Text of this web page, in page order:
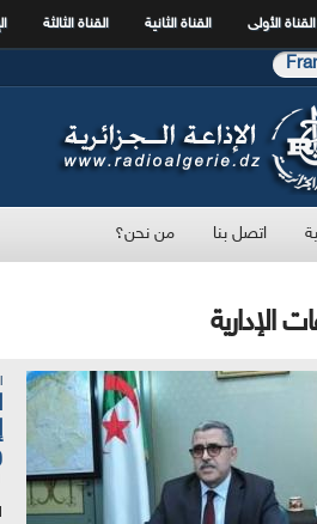
القناة الأولى القناة الثانية القناة الثالثة
اتصل بنا من نحن؟
الإدارية